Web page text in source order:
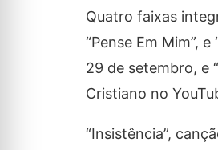
Quatro faixas
“Pense Em Mim”,
29 de setembro, e
Cristiano no
“Insistência”,